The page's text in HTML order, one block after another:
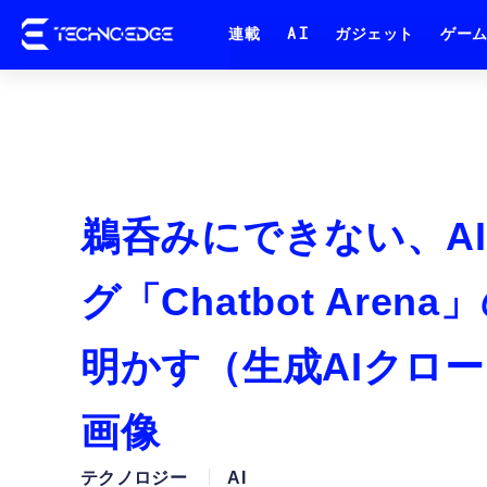
連載 AI ガジェット ゲーム
鵜呑みにできない、
グ「Chatbot Arena
明かす（生成AIクロ
画像
テクノロジー AI